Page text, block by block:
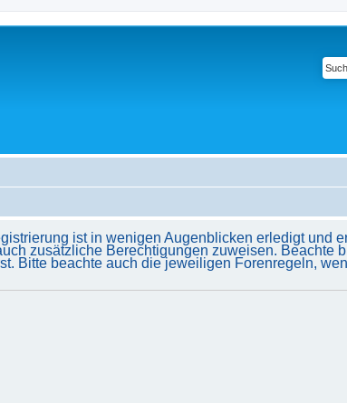
ist in wenigen Augenblicken erledigt und
zusätzliche Berechtigungen zuweisen. Beachte
Bitte beachte auch die jeweiligen Forenregeln,